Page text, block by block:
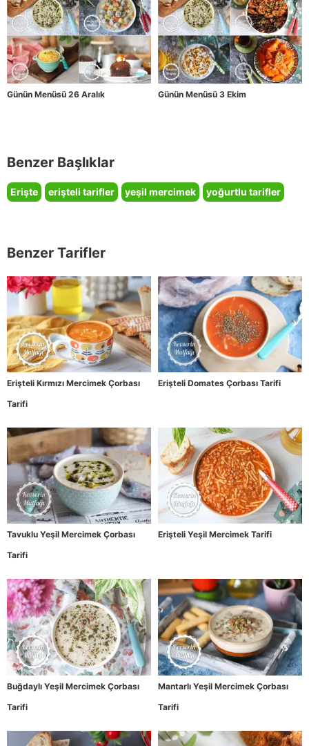
Günün Menüsü 26 Aralık Günün Menüsü 3 Ekim
Benzer Başlıklar
Erişte erişteli tarifler yeşil mercimek yoğurtlu tarifler
Benzer Tarifler
Erişteli Kırmızı Mercimek Çorbası
Tarifi
Erişteli Domates Çorbası Tarifi
Tavuklu Yeşil Mercimek Çorbası
Tarifi
Erişteli Yeşil Mercimek Tarifi
Buğdaylı Yeşil Mercimek Çorbası
Tarifi
Mantarlı Yeşil Mercimek Çorbası
Tarifi